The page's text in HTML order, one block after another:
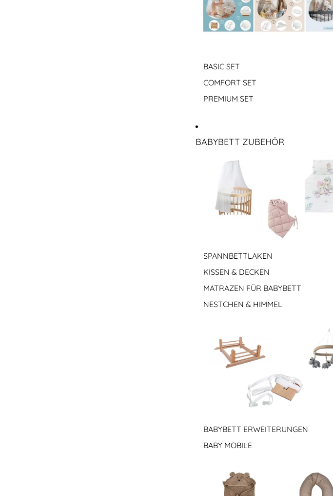
BASIC SET
COMFORT SET
PREMIUM SET
BABYBETT ZUBEHÖR
SPANNBETTLAKEN
KISSEN & DECKEN
MATRAZEN FÜR BABYBETT
NESTCHEN & HIMMEL
BABYBETT ERWEITERUNGEN
BABY MOBILE